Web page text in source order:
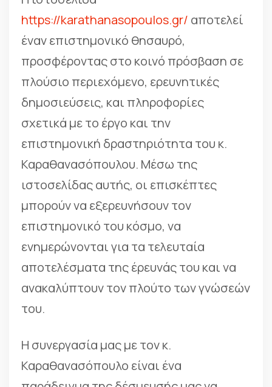
https://karathanasopoulos.gr/ αποτελεί
έναν επιστημονικό θησαυρό,
προσφέροντας στο κοινό πρόσβαση σε
πλούσιο περιεχόμενο, ερευνητικές
δημοσιεύσεις, και πληροφορίες
σχετικά με το έργο και την
επιστημονική δραστηριότητα του κ.
Καραθανασόπουλου. Μέσω της
ιστοσελίδας αυτής, οι επισκέπτες
μπορούν να εξερευνήσουν τον
επιστημονικό του κόσμο, να
ενημερώνονται για τα τελευταία
αποτελέσματα της έρευνάς του και να
ανακαλύπτουν τον πλούτο των γνώσεών
του.
Η συνεργασία μας με τον κ.
Καραθανασόπουλο είναι ένα